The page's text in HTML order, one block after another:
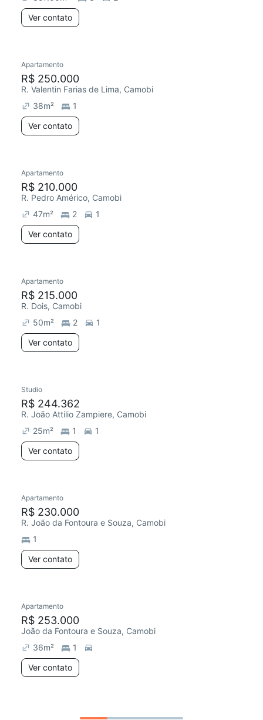
Ver contato
Apartamento
R$ 250.000
R. Valentin Farias de Lima, Camobi
38m²
1
Ver contato
Apartamento
R$ 210.000
R. Pedro Américo, Camobi
47m² 2
1
Ver contato
Apartamento
R$ 215.000
R. Dois, Camobi
50m² 2
1
Ver contato
Studio
R$ 244.362
R. João Attilio Zampiere, Camobi
25m² 1
1
Ver contato
Apartamento
R$ 230.000
R. João da Fontoura e Souza, Camobi
1
Ver contato
Apartamento
R$ 253.000
João da Fontoura e Souza, Camobi
36m²
1
Ver contato